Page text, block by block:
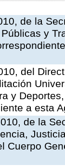
de la
y
del
y
a esta
de la
Cuerpo